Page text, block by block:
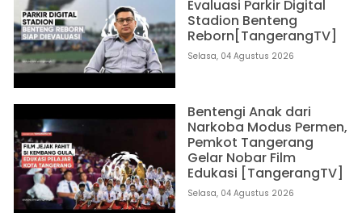
Evaluasi Parkir Digital
Stadion Benteng
Reborn[TangerangTV]
Selasa, 04 Agustus 2026
Bentengi Anak dari
Narkoba Modus Permen,
Pemkot Tangerang
Gelar Nobar Film
Edukasi [TangerangTV]
Selasa, 04 Agustus 2026